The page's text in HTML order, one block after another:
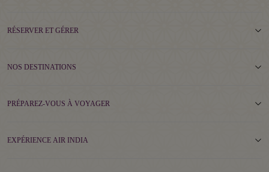
RÉSERVER ET GÉRER
NOS DESTINATIONS
PRÉPAREZ-VOUS À VOYAGER
EXPÉRIENCE AIR INDIA